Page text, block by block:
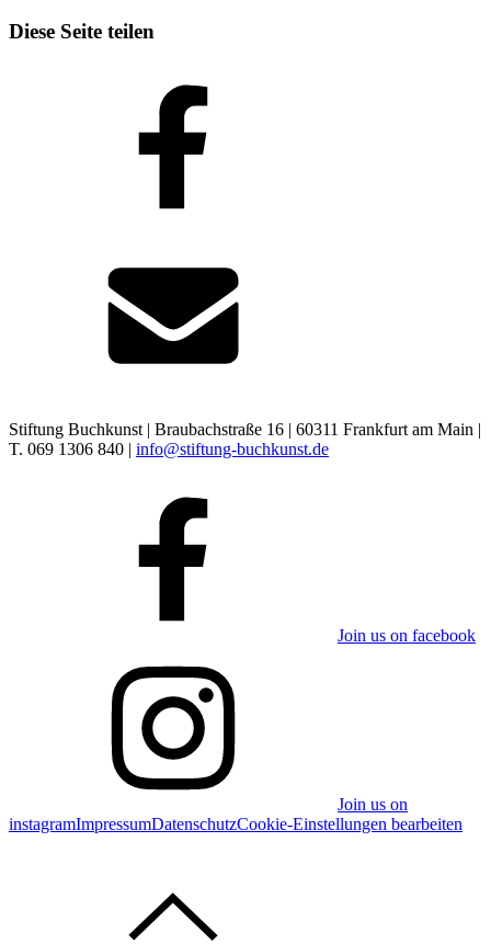
Diese Seite teilen
Stiftung Buchkunst | Braubachstraße 16 | 60311 Frankfurt am Main |
T. 069 1306 840 | info@stiftung-buchkunst.de
Join us on facebook
Join us on
instagramImpressumDatenschutzCookie-Einstellungen bearbeiten